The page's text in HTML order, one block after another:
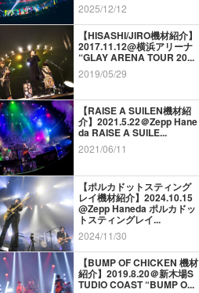
2025/12/12
【HISASHI/JIRO機材紹介】
2017.11.12@横浜アリーナ
“GLAY ARENA TOUR 20...
2019/05/29
【RAISE A SUILEN機材紹
介】2021.5.22＠Zepp Hane
da RAISE A SUILE...
2021/06/11
【ポルカドットスティング
レイ機材紹介】2024.10.15
@Zepp Haneda ポルカドッ
トスティングレイ...
2024/11/30
【BUMP OF CHICKEN 機材
紹介】2019.8.20＠新木場S
TUDIO COAST “BUMP O...